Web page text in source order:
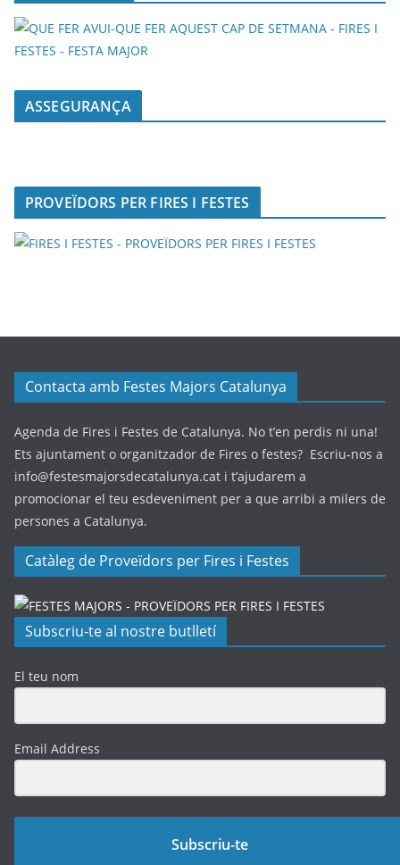
ASSEGURANÇA
PROVEÏDORS PER FIRES I FESTES
Contacta amb Festes Majors Catalunya
Agenda de Fires i Festes de Catalunya. No t’en perdis ni una!
Ets ajuntament o organitzador de Fires o festes? Escriu-nos a
info@festesmajorsdecatalunya.cat i t’ajudarem a
promocionar el teu esdeveniment per a que arribi a milers de
persones a Catalunya.
Catàleg de Proveïdors per Fires i Festes
Subscriu-te al nostre butlletí
El teu nom
Email Address
Subscriu-te